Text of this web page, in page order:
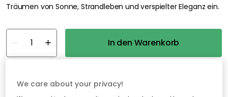
Träumen von Sonne, Strandleben und verspielter Eleganz ein.
In den Warenkorb
We care about your privacy!